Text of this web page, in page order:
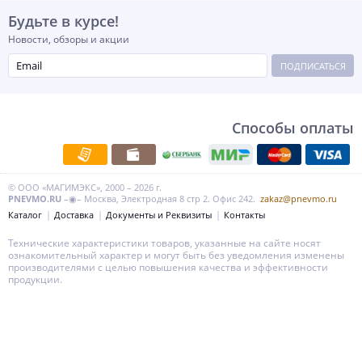
Будьте в курсе!
Новости, обзоры и акции
ПОДПИСАТЬСЯ
Способы оплаты
© ООО «МАГИМЭКС», 2000 – 2026 г.
PNEVMO.RU –◉– Москва, Электродная 8 стр 2. Офис 242. zakaz@pnevmo.ru
Каталог
Доставка Документы и Реквизиты Контакты
Технические характеристики товаров, указанные на сайте носят
ознакомительный характер и могут быть без уведомления изменены
производителями с целью повышения качества и эффективности
продукции.